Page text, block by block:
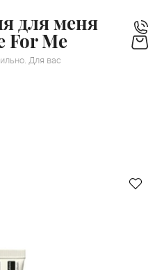
для меня
For Me
Для вас